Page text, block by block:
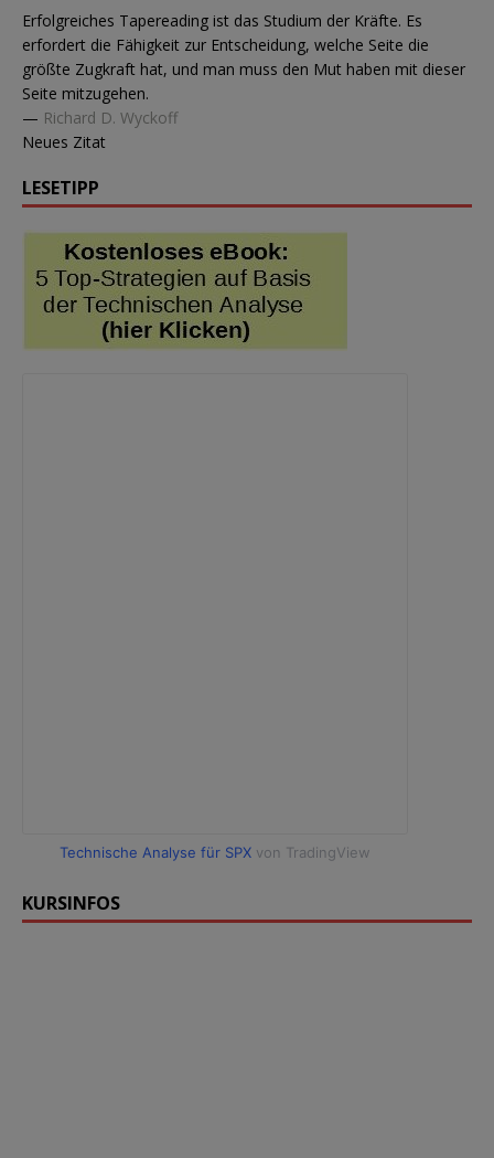
Erfolgreiches Tapereading ist das Studium der Kräfte. Es
erfordert die Fähigkeit zur Entscheidung, welche Seite die
größte Zugkraft hat, und man muss den Mut haben mit dieser
Seite mitzugehen.
— Richard D. Wyckoff
Neues Zitat
LESETIPP
Technische Analyse für SPX von TradingView
KURSINFOS